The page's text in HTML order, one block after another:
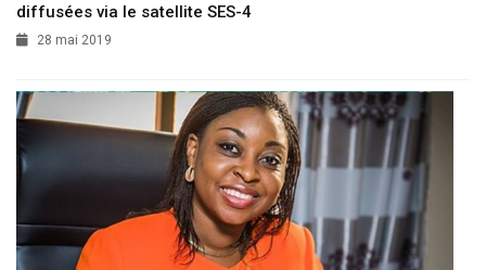
diffusées via le satellite SES-4
28 mai 2019